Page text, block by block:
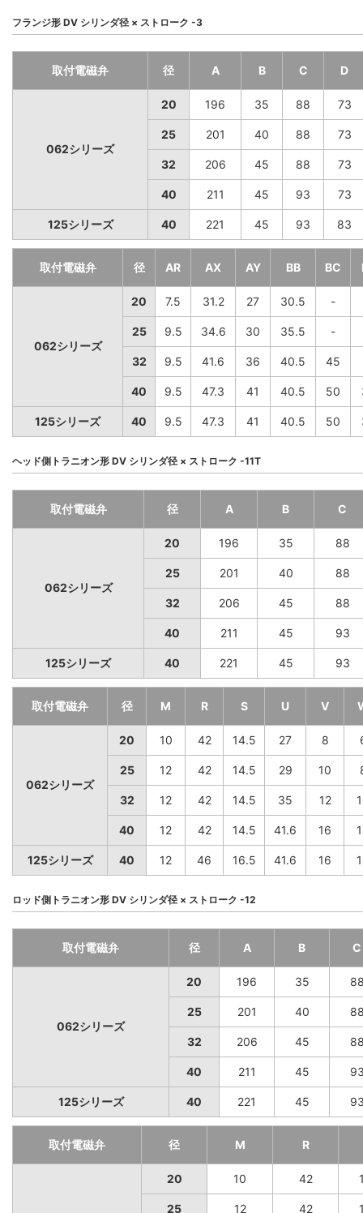
フランジ形 DV シリンダ径 × ストローク -3
取付電磁弁 径 A B C D
062シリーズ
20 196 35 88 73
25 201 40 88 73
32 206 45 88 73
40 211 45 93 73
125シリーズ 40 221 45 93 83
取付電磁弁 径 AR AX AY BB BC
062シリーズ
20 7.5 31.2 27 30.5 -
25 9.5 34.6 30 35.5 -
32 9.5 41.6 36 40.5 45
40 9.5 47.3 41 40.5 50
125シリーズ 40 9.5 47.3 41 40.5 50
ヘッド側トラニオン形 DV シリンダ径 × ストローク -11T
取付電磁弁 径 A B C
062シリーズ
20 196 35 88
25 201 40 88
32 206 45 88
40 211 45 93
125シリーズ 40 221 45 93
取付電磁弁 径 M R S U V
062シリーズ
20 10 42 14.5 27 8
25 12 42 14.5 29 10
32 12 42 14.5 35 12
40 12 42 14.5 41.6 16
125シリーズ 40 12 46 16.5 41.6 16
ロッド側トラニオン形 DV シリンダ径 × ストローク -12
取付電磁弁 径 A B C
062シリーズ
20 196 35
25 201 40
32 206 45
40 211 45
125シリーズ 40 221 45
取付電磁弁 径 M R
20 10 42
25 12 42